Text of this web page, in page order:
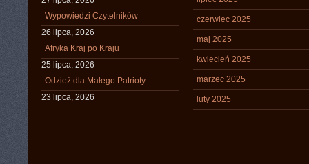
Wypowiedzi Czytelników
26 lipca, 2026
Afryka Kraj po Kraju
25 lipca, 2026
Odzież dla Małego Patrioty
23 lipca, 2026
czerwiec 2025
maj 2025
kwiecień 2025
marzec 2025
luty 2025